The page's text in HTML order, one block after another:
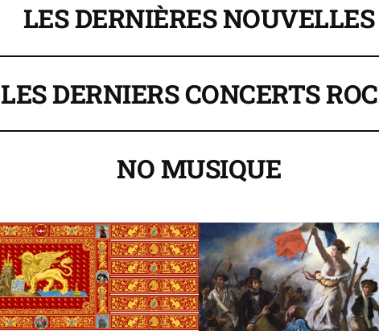
LES DERNIÈRES NOUVELLES
LES DERNIERS CONCERTS
NO MUSIQUE